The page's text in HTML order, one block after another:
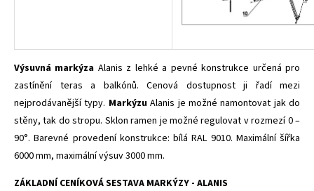
Výsuvná markýza Alanis z lehké a pevné konstrukce určená pro
zastínění teras a balkónů. Cenová dostupnost ji řadí mezi
nejprodávanější typy. MarkýzuAlanis je možné namontovat jak do
stěny, tak do stropu. Sklon ramen je možné regulovat v rozmezí 0 –
90°. Barevné provedení konstrukce: bílá RAL 9010. Maximální šířka
6000 mm, maximální výsuv 3000 mm.
ZÁKLADNÍ CENÍKOVÁ SESTAVA MARKÝZY - ALANIS